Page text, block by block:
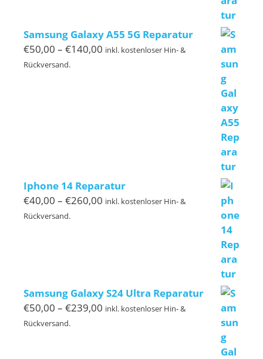
Samsung Galaxy A55 5G Reparatur
€50,00 – €140,00 Preisspanne:
inkl. kostenloser Hin- &
Rückversand.
Iphone 14 Reparatur
€40,00 – €260,00 Preisspanne:
inkl. kostenloser Hin- &
Rückversand.
Samsung Galaxy S24 Ultra Reparatur
€50,00 – €239,00 Preisspanne:
inkl. kostenloser Hin- &
Rückversand.